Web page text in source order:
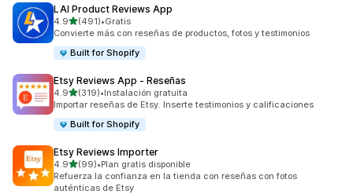
LAI Product Reviews App
4.9de 5 estrellas
(491)
491 reseñas en total
•Gratis
Convierte más con reseñas de productos, fotos y testimonios
Built for Shopify
Etsy Reviews App ‑ Reseñas
4.9de 5 estrellas
(319)
319 reseñas en total
•Instalación gratuita
Importar reseñas de Etsy. Inserte testimonios y calificaciones
Built for Shopify
Etsy Reviews Importer
4.9de 5 estrellas
(99)
99 reseñas en total
•Plan gratis disponible
Refuerza la confianza en la tienda con reseñas con fotos
auténticas de Etsy